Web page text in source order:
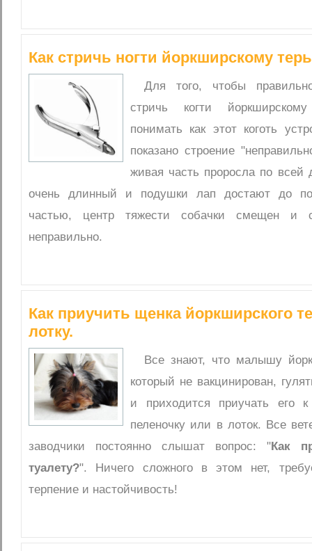
Как стричь ногти йоркширскому
Для того, чтобы
стричь когти
понимать как этот коготь
показано строение
живая часть проросла по всей
очень длинный и подушки лап достают до
частью, центр тяжести собачки смещен и
неправильно.
Как приучить щенка йоркширского
лотку.
Все знают, что малышу
который не вакцинирован,
и приходится приучать его
пеленочку или в лоток. Все
заводчики постоянно слышат вопрос: "Как
туалету?". Ничего сложного в этом нет,
терпение и настойчивость!